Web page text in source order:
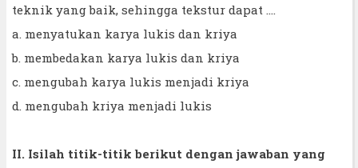
teknik yang baik, sehingga tekstur dapat ….
a. menyatukan karya lukis dan kriya
b. membedakan karya lukis dan kriya
c. mengubah karya lukis menjadi kriya
d. mengubah kriya menjadi lukis
II. Isilah titik-titik berikut dengan jawaban yang